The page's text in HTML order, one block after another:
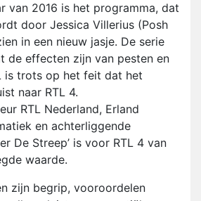
van 2016 is het programma, dat
door Jessica Villerius (Posh
in een nieuw jasje. De serie
de effecten zijn van pesten en
is trots op het feit dat het
naar RTL 4.
RTL Nederland, Erland
en achterliggende
De Streep’ is voor RTL 4 van
waarde.
zijn begrip, vooroordelen